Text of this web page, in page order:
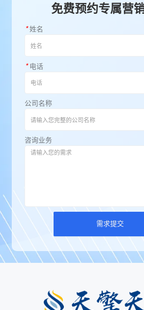
免费预约专属营
*姓名
*电话
公司名称
咨询业务
需求提交